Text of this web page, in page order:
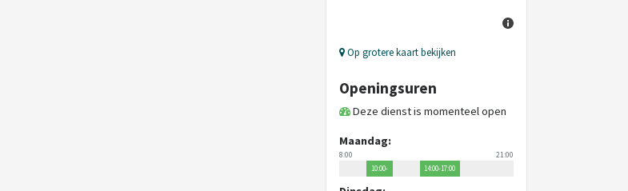
Op grotere kaart bekijken
Openingsuren
Deze dienst is momenteel open
Maandag:
8:00 21:00
10:00-
14:00-17:00